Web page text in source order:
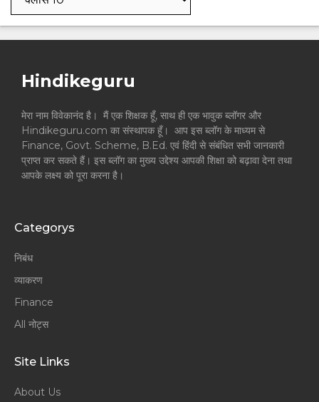
Hindikeguru
मेरा नाम विवेकानंद है। मैं एक शिक्षक हूँ, साथ ही एक भावुक ब्लॉगर और
Hindikeguru.com का संस्थापक हूँ। आप इस ब्लॉग के माध्यम से
Finance, Govt. Scheme, B.Ed. एवं हिंदी से संबंधित सभी जानकारी
प्राप्त कर सकते हैं। इस ब्लॉग का मुख्य उद्देश्य आपकी शिक्षा को बढ़ावा देना तथा
आपके लक्ष्य को पूरा करना है।
Categorys
निबंध
व्याकरण
Finance
All नोट्स
Site Links
About Us